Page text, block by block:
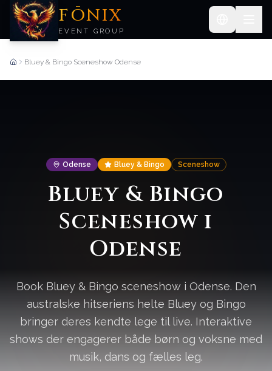
FŌNIX
EVENT GROUP
ForsideBluey & Bingo Sceneshow Odense
Odense Bluey & Bingo Sceneshow
Bluey & Bingo
Sceneshow i
Odense
Book Bluey & Bingo sceneshow i Odense. Den
australske hitseriens helte Bluey og Bingo
bringer deres kendte lege til live. Interaktive
shows der engagerer både børn og voksne med
musik, dans og fælles leg.